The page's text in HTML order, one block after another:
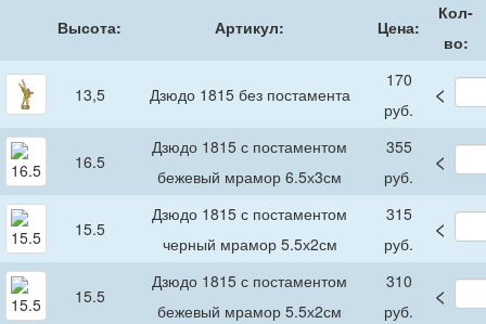
Высота: Артикул: Цена:
Кол-
во:
13,5 Дзюдо 1815 без постамента
170
руб.
<
16.5
Дзюдо 1815 с постаментом
бежевый мрамор 6.5х3см
355
руб.
<
15.5
Дзюдо 1815 с постаментом
черный мрамор 5.5х2см
315
руб.
<
15.5
Дзюдо 1815 с постаментом
бежевый мрамор 5.5х2см
310
руб.
<